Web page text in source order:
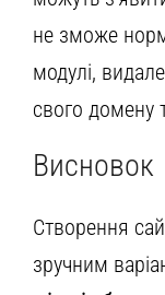
не зможе
модулі,
свого домену
Висновок
Створення
зручним